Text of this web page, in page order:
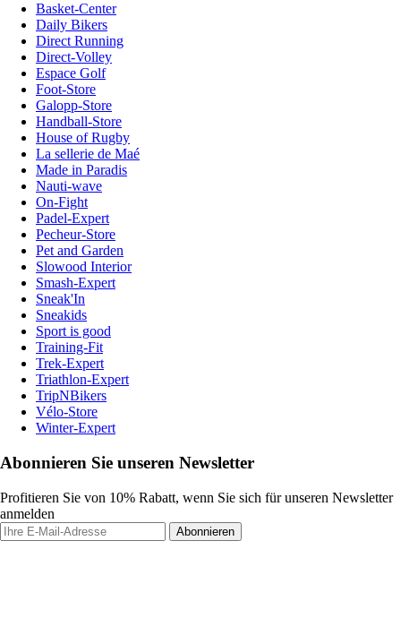
Basket-Center
Daily Bikers
Direct Running
Direct-Volley
Espace Golf
Foot-Store
Galopp-Store
Handball-Store
House of Rugby
La sellerie de Maé
Made in Paradis
Nauti-wave
On-Fight
Padel-Expert
Pecheur-Store
Pet and Garden
Slowood Interior
Smash-Expert
Sneak'In
Sneakids
Sport is good
Training-Fit
Trek-Expert
Triathlon-Expert
TripNBikers
Vélo-Store
Winter-Expert
Abonnieren Sie unseren Newsletter
Profitieren Sie von 10% Rabatt, wenn Sie sich für unseren Newsletter
anmelden
Abonnieren